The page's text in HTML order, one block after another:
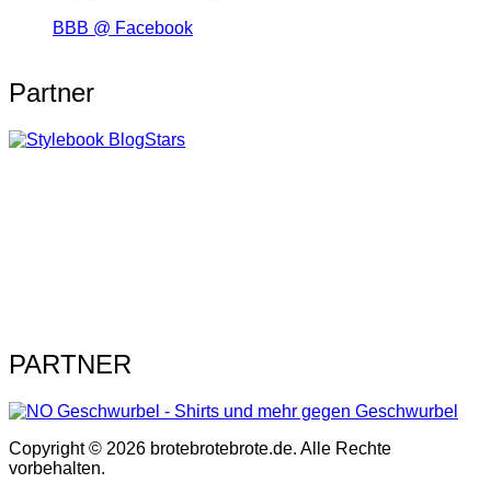
BBB @ Facebook
Partner
PARTNER
Copyright © 2026 brotebrotebrote.de. Alle Rechte
vorbehalten.